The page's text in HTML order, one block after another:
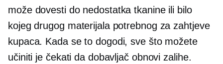
može dovesti do nedostatka tkanine ili bilo
kojeg drugog materijala potrebnog za zahtjeve
kupaca. Kada se to dogodi, sve što možete
učiniti je čekati da dobavljač obnovi zalihe.